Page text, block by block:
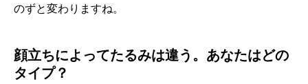
のずと変わりますね。
顔立ちによってたるみは違う。あなたはどの
タイプ？